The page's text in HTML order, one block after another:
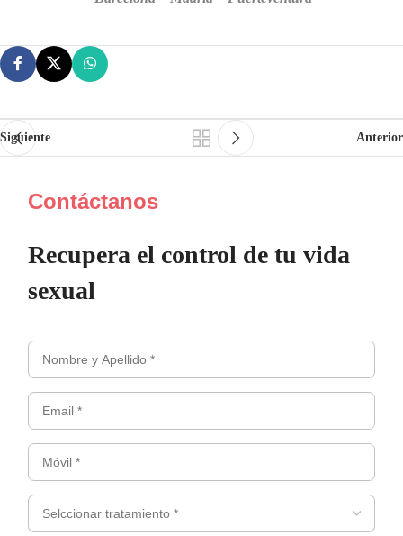
Siguiente Anterior
Contáctanos
Recupera el control de tu vida
sexual
Nombre
y
apellidos
*
(Obligatorio)
*
(Obligatorio)
*
(Obligatorio)
tratamiento